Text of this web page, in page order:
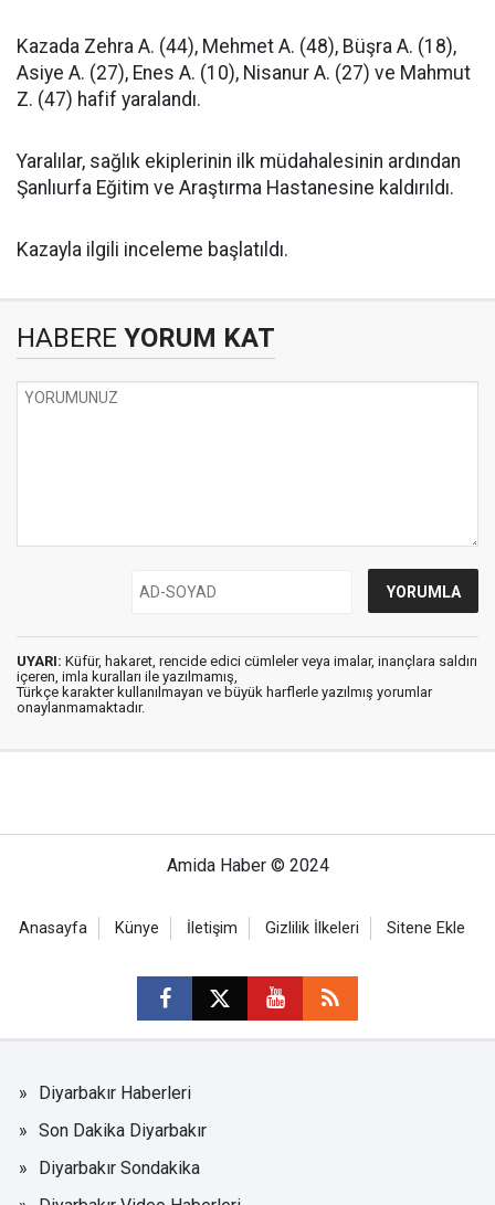
Kazada Zehra A. (44), Mehmet A. (48), Büşra A. (18),
Asiye A. (27), Enes A. (10), Nisanur A. (27) ve Mahmut
Z. (47) hafif yaralandı.
Yaralılar, sağlık ekiplerinin ilk müdahalesinin ardından
Şanlıurfa Eğitim ve Araştırma Hastanesine kaldırıldı.
Kazayla ilgili inceleme başlatıldı.
HABERE YORUM KAT
UYARI: Küfür, hakaret, rencide edici cümleler veya imalar, inançlara saldırı
içeren, imla kuralları ile yazılmamış,
Türkçe karakter kullanılmayan ve büyük harflerle yazılmış yorumlar
onaylanmamaktadır.
Amida Haber © 2024
Anasayfa Künye İletişim Gizlilik İlkeleri Sitene Ekle
Diyarbakır Haberleri
Son Dakika Diyarbakır
Diyarbakır Sondakika